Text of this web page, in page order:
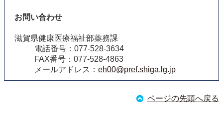
お問い合わせ
滋賀県健康医療福祉部薬務課
電話番号：077-528-3634
FAX番号：077-528-4863
メールアドレス： eh00@pref.shiga.lg.jp
ページの先頭へ戻る